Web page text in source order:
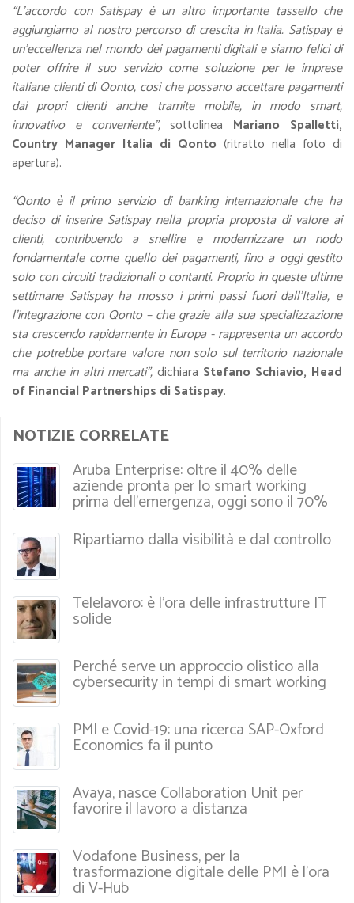
“L'accordo con Satispay è un altro importante tassello che
aggiungiamo al nostro percorso di crescita in Italia. Satispay è
un'eccellenza nel mondo dei pagamenti digitali e siamo felici di
poter offrire il suo servizio come soluzione per le imprese
italiane clienti di Qonto, così che possano accettare pagamenti
dai propri clienti anche tramite mobile, in modo smart,
innovativo e conveniente",sottolinea Mariano Spalletti,
Country Manager Italia di Qonto (ritratto nella foto di
apertura).
“Qonto è il primo servizio di banking internazionale che ha
deciso di inserire Satispay nella propria proposta di valore ai
clienti, contribuendo a snellire e modernizzare un nodo
fondamentale come quello dei pagamenti, fino a oggi gestito
solo con circuiti tradizionali o contanti. Proprio in queste ultime
settimane Satispay ha mosso i primi passi fuori dall’Italia, e
l’integrazione con Qonto – che grazie alla sua specializzazione
sta crescendo rapidamente in Europa - rappresenta un accordo
che potrebbe portare valore non solo sul territorio nazionale
ma anche in altri mercati”, dichiara Stefano Schiavio, Head
of Financial Partnerships di Satispay.
NOTIZIE CORRELATE
Aruba Enterprise: oltre il 40% delle
aziende pronta per lo smart working
prima dell’emergenza, oggi sono il 70%
Ripartiamo dalla visibilità e dal controllo
Telelavoro: è l’ora delle infrastrutture IT
solide
Perché serve un approccio olistico alla
cybersecurity in tempi di smart working
PMI e Covid-19: una ricerca SAP-Oxford
Economics fa il punto
Avaya, nasce Collaboration Unit per
favorire il lavoro a distanza
Vodafone Business, per la
trasformazione digitale delle PMI è l’ora
di V-Hub